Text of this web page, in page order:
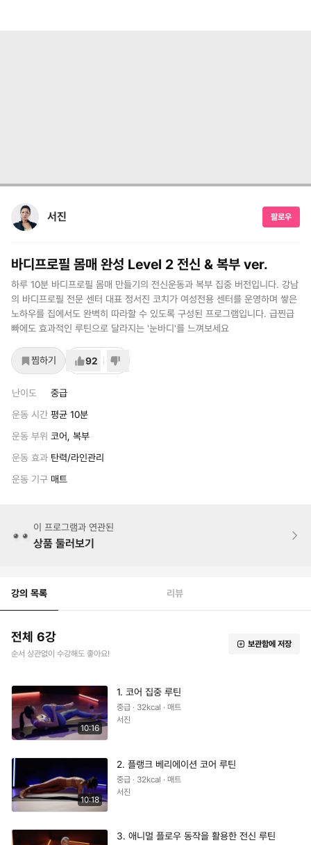
서진 팔로우
바디프로필 몸매 완성 Level 2 전신 & 복부 ver.
하루 10분 바디프로필 몸매 만들기의 전신운동과 복부 집중 버전입니다. 강남
의 바디프로필 전문 센터 대표 정서진 코치가 여성전용 센터를 운영하며 쌓은
노하우를 집에서도 완벽히 따라할 수 있도록 구성된 프로그램입니다. 급찐급
빠에도 효과적인 루틴으로 달라지는 '눈바디'를 느껴보세요
찜하기 92
난이도
중급
운동 시간 평균 10분
운동 부위 코어, 복부
운동 효과 탄력/라인관리
운동 기구 매트
이 프로그램과 연관된
상품 둘러보기
강의 목록 리뷰
전체 6강
순서 상관없이 수강해도 좋아요!
보관함에 저장
10:16
1. 코어 집중 루틴
중급 · 32kcal · 매트
서진
10:18
2. 플랭크 베리에이션 코어 루틴
중급 · 32kcal · 매트
서진
3. 애니멀 플로우 동작을 활용한 전신 루틴